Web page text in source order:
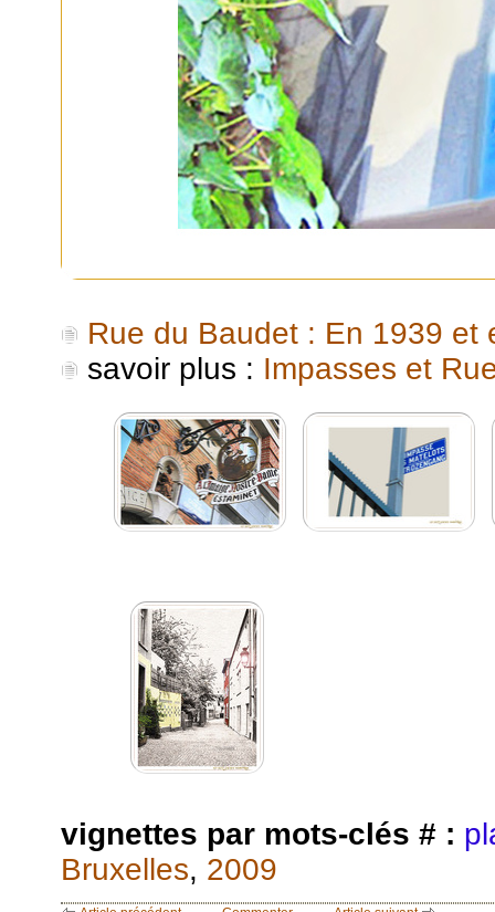
Rue du Baudet : En 1939 et
savoir plus : Impasses et
vignettes par mots-clés # :
Bruxelles, 2009